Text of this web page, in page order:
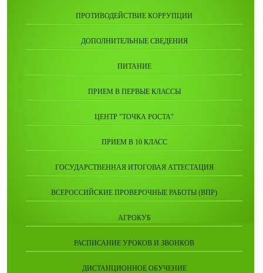
ПРОТИВОДЕЙСТВИЕ КОРРУПЦИИ
ДОПОЛНИТЕЛЬНЫЕ СВЕДЕНИЯ
ПИТАНИЕ
ПРИЕМ В ПЕРВЫЕ КЛАССЫ
ЦЕНТР "ТОЧКА РОСТА"
ПРИЕМ В 10 КЛАСС
ГОСУДАРСТВЕННАЯ ИТОГОВАЯ АТТЕСТАЦИЯ
ВСЕРОССИЙСКИЕ ПРОВЕРОЧНЫЕ РАБОТЫ (ВПР)
АГРОКУБ
РАСПИСАНИЕ УРОКОВ И ЗВОНКОВ
ДИСТАНЦИОННОЕ ОБУЧЕНИЕ